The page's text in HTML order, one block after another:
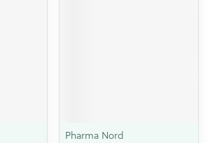
Pharma Nord